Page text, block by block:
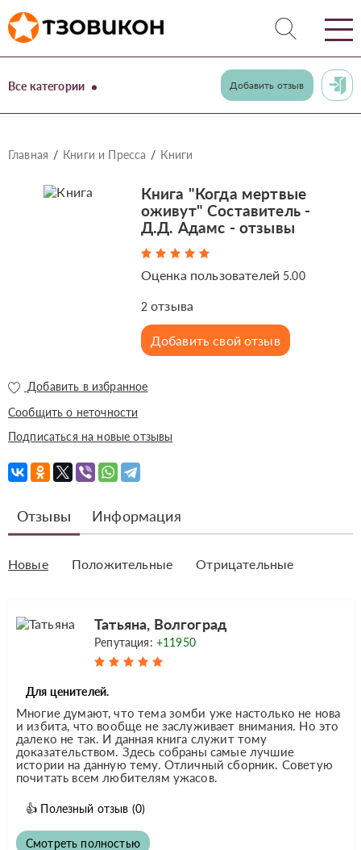
Все категории Добавить отзыв
Главная Книги и Пресса Книги
Книга "Когда мертвые
оживут" Составитель -
Д.Д. Адамс - отзывы
Оценка пользователей 5.00
2 отзыва
Добавить свой отзыв
Добавить в избранное
Сообщить о неточности
Подписаться на новые отзывы
Отзывы Информация
Новые Положительные Отрицательные
Татьяна, Волгоград
Репутация: +11950
Для ценителей.
Многие думают, что тема зомби уже настолько не нова
и избита, что вообще не заслуживает внимания. Но это
далеко не так. И данная книга служит тому
доказательством. Здесь собраны самые лучшие
истории на данную тему. Отличный сборник. Советую
почитать всем любителям ужасов.
👍 Полезный отзыв (0)
Смотреть полностью